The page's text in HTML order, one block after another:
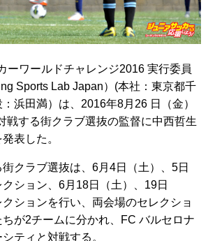
ーワールドチャレンジ2016 実行委員
Sports Lab Japan）(本社：東京都千
浜田満）は、2016年8月26 日（金）
戦する街クラブ選抜の監督に中西哲生
表した。
クラブ選抜は、6月4日（土）、5日
クション、6月18日（土）、19日
クションを行い、両会場のセレクショ
が2チームに分かれ、FC バルセロナ
ティと対戦する。